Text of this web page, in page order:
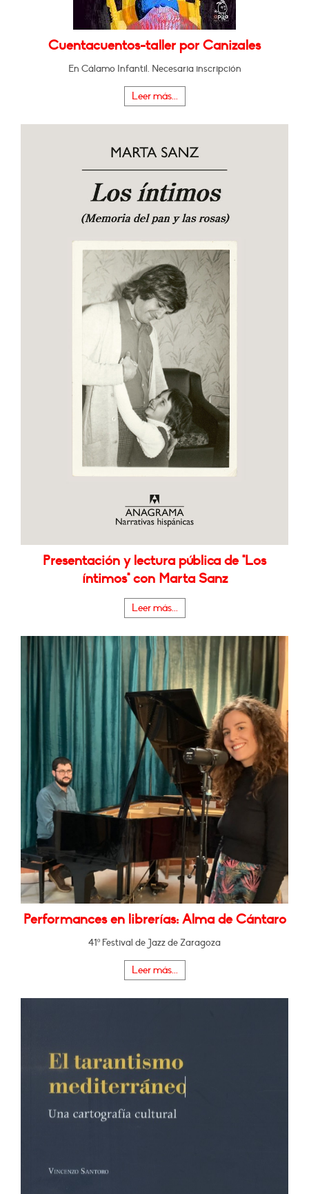
Cuentacuentos-taller por Canizales
En Cálamo Infantil. Necesaria inscripción
Leer más...
Presentación y lectura pública de "Los
íntimos" con Marta Sanz
Leer más...
Performances en librerías: Alma de Cántaro
41º Festival de Jazz de Zaragoza
Leer más...